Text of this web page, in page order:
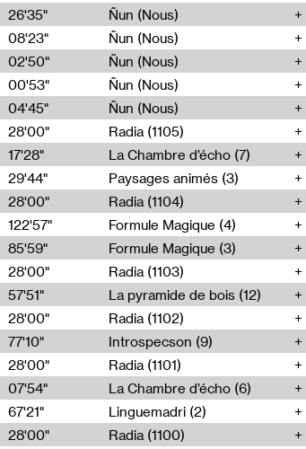
26'35"
Ñun (Nous)
08'23"
Ñun (Nous)
02'50"
Ñun (Nous)
00'53"
Ñun (Nous)
04'45"
Ñun (Nous)
28'00"
Radia (1105)
17'28"
La Chambre d’écho (7)
29'44"
Paysages animés (3)
28'00"
Radia (1104)
122'57"
Formule Magique (4)
85'59"
Formule Magique (3)
28'00"
Radia (1103)
57'51"
La pyramide de bois (12)
28'00"
Radia (1102)
77'10"
Introspecson (9)
28'00"
Radia (1101)
07'54"
La Chambre d’écho (6)
67'21"
Linguemadri (2)
28'00"
Radia (1100)